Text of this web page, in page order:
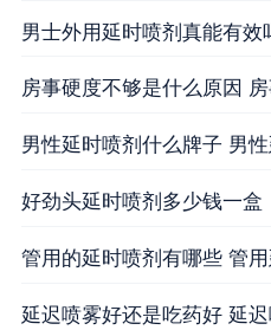
男士外用延时喷剂真能有效
房事硬度不够是什么原因
男性延时喷剂什么牌子 男
好劲头延时喷剂多少钱一盒
管用的延时喷剂有哪些 管
延迟喷雾好还是吃药好 延